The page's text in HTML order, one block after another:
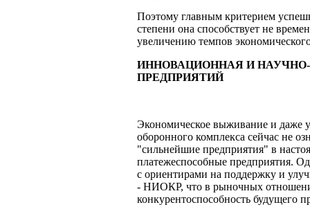
Поэтому главным критерием
степени она способствует не
увеличению темпов
ИННОВАЦИОННАЯ И
ПРЕДПРИЯТИЙ
Экономическое выживание и даже
оборонного комплекса сейчас не
"сильнейшие предприятия" в
платежеспособные предприятия.
с ориентирами на поддержку и
- НИОКР, что в рыночных
конкурентоспособность будущего